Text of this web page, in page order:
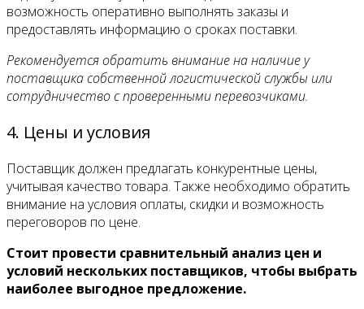
возможность оперативно выполнять заказы и
предоставлять информацию о сроках поставки.
Рекомендуется обратить внимание на наличие у
поставщика собственной логистической службы или
сотрудничество с проверенными перевозчиками.
4. Цены и условия
Поставщик должен предлагать конкурентные цены,
учитывая качество товара. Также необходимо обратить
внимание на условия оплаты, скидки и возможность
переговоров по цене.
Стоит провести сравнительный анализ цен и
условий нескольких поставщиков, чтобы выбрать
наиболее выгодное предложение.